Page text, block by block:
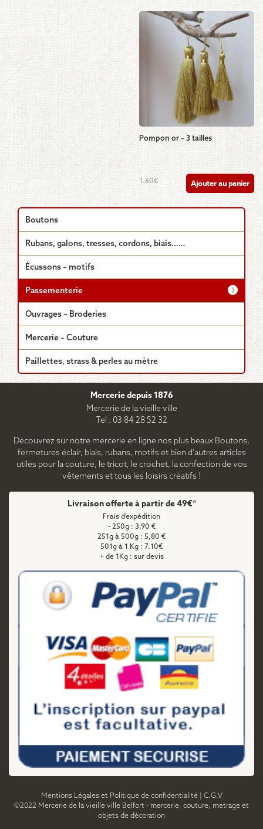
plusieurs
variations.
peuvent
choisies
du
produit
Pompon or – 3 tailles
1.60€ Ajouter au panier
Boutons
Rubans, galons, tresses, cordons, biais……
Écussons – motifs
Passementerie
Ouvrages – Broderies
Mercerie – Couture
Paillettes, strass & perles au mètre
Mercerie depuis 1876
Mercerie de la vieille ville
Tel : 03 84 28 52 32
Découvrez sur notre mercerie en ligne nos plus beaux Boutons,
fermetures éclair, biais, rubans, motifs et bien d'autres articles
utiles pour la couture, le tricot, le crochet, la confection de vos
vêtements et tous les loisirs créatifs !
Livraison offerte à partir de 49€*
Frais d'expédition
- 250g : 3,90 €
251g à 500g : 5,80 €
501g à 1 Kg : 7.10€
+ de 1Kg : sur devis
Mentions Légales et Politique de confidentialité| C.G.V
©2022 Mercerie de la vieille ville Belfort - mercerie, couture, metrage et
objets de décoration